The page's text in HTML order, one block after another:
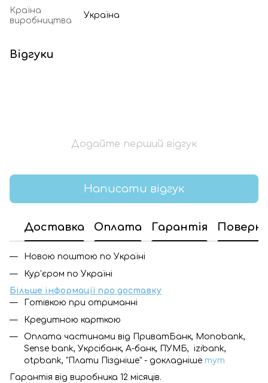
Країна
виробництва
Україна
Відгуки
Додайте перший відгук
Написати відгук
Доставка Оплата Гарантія
Новою поштою по Україні
Кур'єром по Україні
Більше інформації про доставку
Готівкою при отриманні
Кредитною карткою
Оплата частинами від ПриватБанк, Monobank,
Sense bank, Укрсібанк, А-банк, ПУМБ, izibank,
otpbank, "Плати Піздніше" - докладніше тут
Гарантія від виробника 12 місяців.